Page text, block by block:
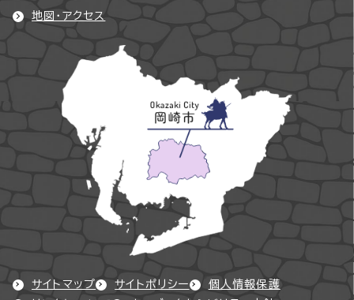
地図・アクセス
サイトマップ サイトポリシー
個人情報保護